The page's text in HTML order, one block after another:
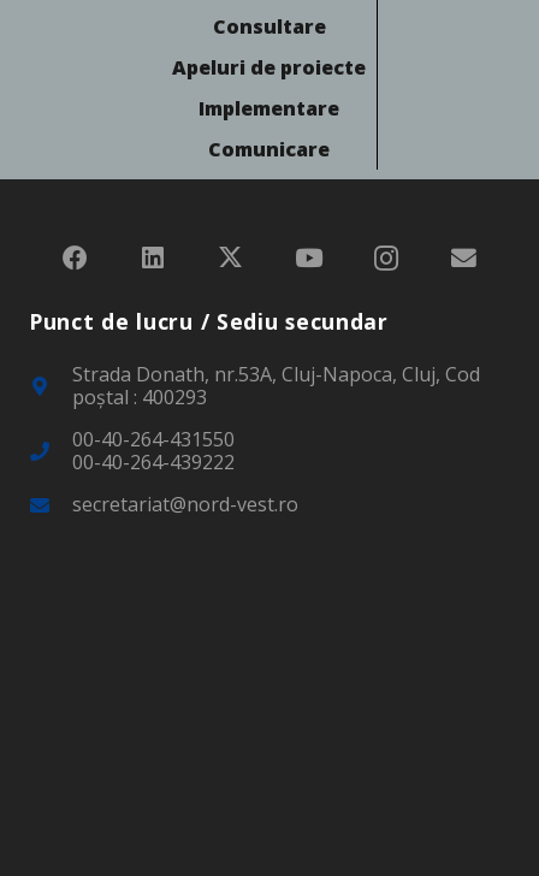
Consultare
Apeluri de proiecte
Implementare
Comunicare
Punct de lucru / Sediu secundar
Strada Donath, nr.53A, Cluj-Napoca, Cluj, Cod
poştal : 400293
00-40-264-431550
00-40-264-439222
secretariat@nord-vest.ro